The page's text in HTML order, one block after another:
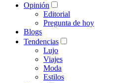
Opinión
Editorial
Pregunta de hoy
Blogs
Tendencias
Lujo
Viajes
Moda
Estilos